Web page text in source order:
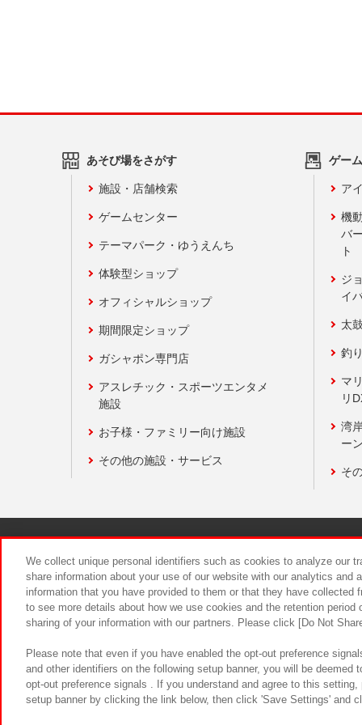
あそび場をさがす
施設・店舗検索
ゲームセンター
テーマパーク・ゆうえんち
体験型ショップ
オフィシャルショップ
期間限定ショップ
ガシャポン専門店
アスレチック・スポーツエンタメ
施設
お子様・ファミリー向け施設
その他の施設・サービス
ゲー
ア
機
バ
ト
ジ
イ
太
釣
マ
リ
湾
ー
そ
食品のご
We collect unique personal identifiers such as cookies to analyze our
share information about your use of our website with our analytics and
information that you have provided to them or that they have
to see more details about how we use cookies and the retention
sharing of your information with our partners. Please click [Do Not
Please note that even if you have enabled the opt-out preference
and other identifiers on the following setup banner, you will be
opt-out preference signals . If you understand and agree to this
setup banner by clicking the link below, then click 'Save Settings' and